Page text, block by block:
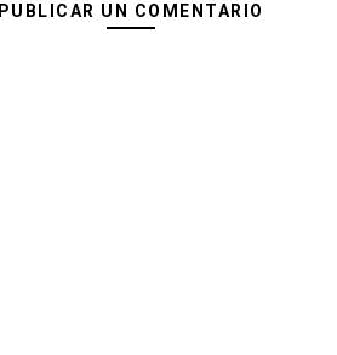
PUBLICAR UN COMENTARIO